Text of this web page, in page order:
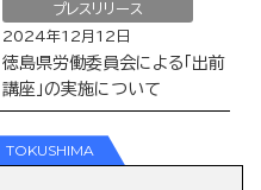
プレスリリース
2024年12月12日
徳島県労働委員会による「出前
講座」の実施について